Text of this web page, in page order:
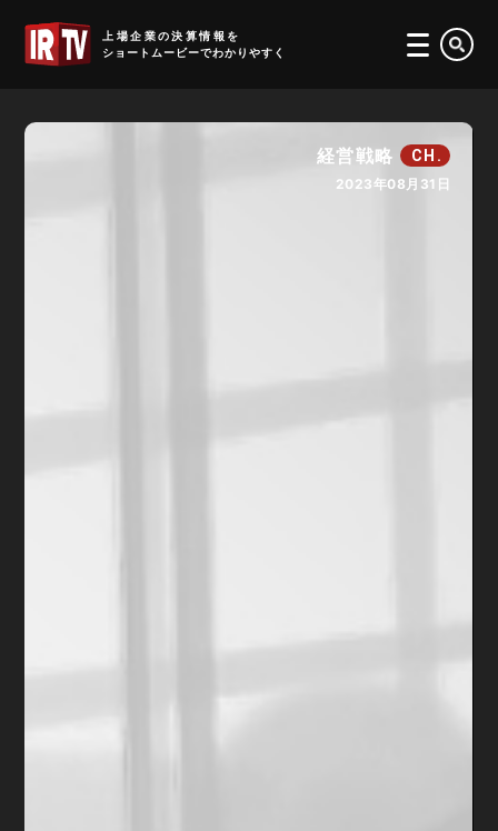
上場企業の決算情報を
ショートムービーでわかりやすく
経営戦略 CH.
2023年08月31日